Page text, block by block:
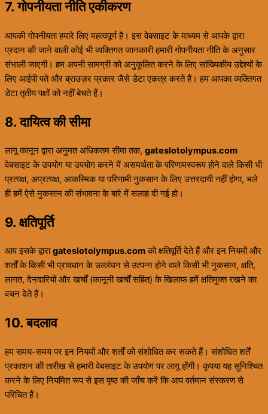
7. गोपनीयता नीति एकीकरण
आपकी गोपनीयता हमारे लिए महत्वपूर्ण है। इस वेबसाइट के माध्यम से आपके द्वारा
प्रदान की जाने वाली कोई भी व्यक्तिगत जानकारी हमारी गोपनीयता नीति के अनुसार
संभाली जाएगी। हम अपनी सामग्री को अनुकूलित करने के लिए सांख्यिकीय उद्देश्यों के
लिए आईपी पते और ब्राउज़र प्रकार जैसे डेटा एकत्र करते हैं। हम आपका व्यक्तिगत
डेटा तृतीय पक्षों को नहीं बेचते हैं।
8. दायित्व की सीमा
लागू कानून द्वारा अनुमत अधिकतम सीमा तक, gateslotolympus.com
वेबसाइट के उपयोग या उपयोग करने में असमर्थता के परिणामस्वरूप होने वाले किसी भी
प्रत्यक्ष, अप्रत्यक्ष, आकस्मिक या परिणामी नुकसान के लिए उत्तरदायी नहीं होगा, भले
ही हमें ऐसे नुकसान की संभावना के बारे में सलाह दी गई हो।
9. क्षतिपूर्ति
आप इसके द्वाराgateslotolympus.comको क्षतिपूर्ति देते हैं और इन नियमों और
शर्तों के किसी भी प्रावधान के उल्लंघन से उत्पन्न होने वाले किसी भी नुकसान, क्षति,
लागत, देनदारियों और खर्चों (कानूनी खर्चों सहित) के खिलाफ हमें क्षतिमुक्त रखने का
वचन देते हैं।
10. बदलाव
हम समय-समय पर इन नियमों और शर्तों को संशोधित कर सकते हैं। संशोधित शर्तें
प्रकाशन की तारीख से हमारी वेबसाइट के उपयोग पर लागू होंगी। कृपया यह सुनिश्चित
करने के लिए नियमित रूप से इस पृष्ठ की जाँच करें कि आप वर्तमान संस्करण से
परिचित हैं।